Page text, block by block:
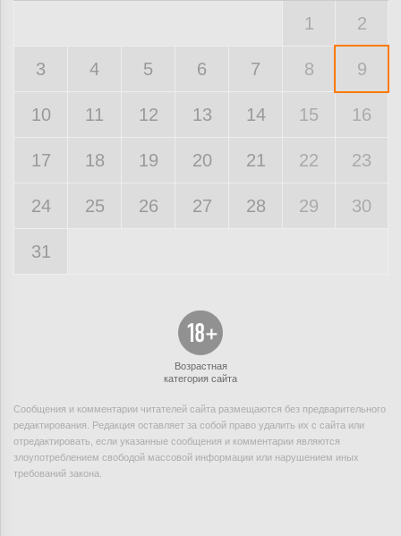
1 2
3 4 5 6 7 8 9
10 11 12 13 14 15 16
17 18 19 20 21 22 23
24 25 26 27 28 29 30
31
Возрастная
категория сайта
Сообщения и комментарии читателей сайта размещаются без предварительного
редактирования. Редакция оставляет за собой право удалить их с сайта или
отредактировать, если указанные сообщения и комментарии являются
злоупотреблением свободой массовой информации или нарушением иных
требований закона.